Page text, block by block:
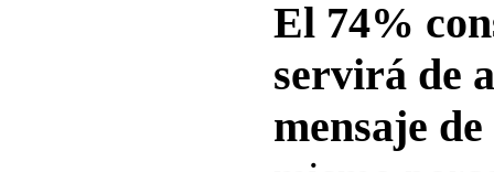
El 74%
servirá de
mensaje